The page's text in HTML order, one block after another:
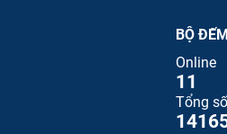
BỘ
Online
11
Tổng